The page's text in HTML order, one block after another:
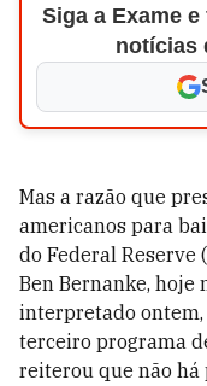
Siga a Exame
notícias
Mas a razão que
americanos para
do Federal Reserve
Ben Bernanke, hoje
interpretado ontem,
terceiro programa
reiterou que não